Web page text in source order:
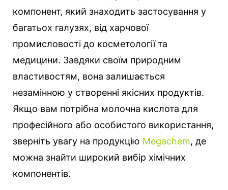
компонент, який знаходить застосування у
багатьох галузях, від харчової
промисловості до косметології та
медицини. Завдяки своїм природним
властивостям, вона залишається
незамінною у створенні якісних продуктів.
Якщо вам потрібна молочна кислота для
професійного або особистого використання,
зверніть увагу на продукцію Megachem, де
можна знайти широкий вибір хімічних
компонентів.